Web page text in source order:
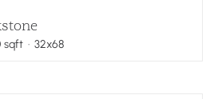
sqft· 32x68